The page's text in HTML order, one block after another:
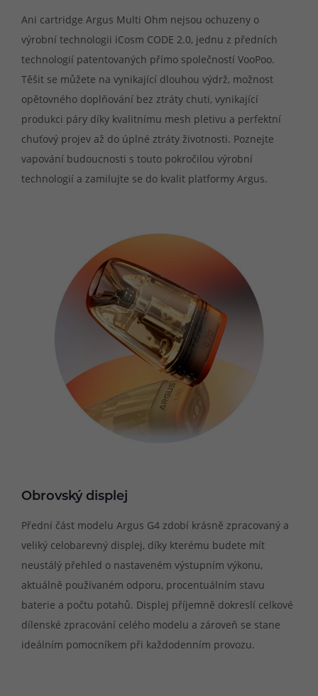
Ani cartridge Argus Multi Ohm nejsou ochuzeny o
výrobní technologii iCosm CODE 2.0, jednu z předních
technologií patentovaných přímo společností VooPoo.
Těšit se můžete na vynikající dlouhou výdrž, možnost
opětovného doplňování bez ztráty chuti, vynikající
produkci páry díky kvalitnímu mesh pletivu a perfektní
chuťový projev až do úplné ztráty životnosti. Poznejte
vapování budoucnosti s touto pokročilou výrobní
technologií a zamilujte se do kvalit platformy Argus.
Obrovský displej
Přední část modelu Argus G4 zdobí krásně zpracovaný a
veliký celobarevný displej, díky kterému budete mít
neustálý přehled o nastaveném výstupním výkonu,
aktuálně používaném odporu, procentuálním stavu
baterie a počtu potahů. Displej příjemně dokreslí celkové
dílenské zpracování celého modelu a zároveň se stane
ideálním pomocníkem při každodenním provozu.